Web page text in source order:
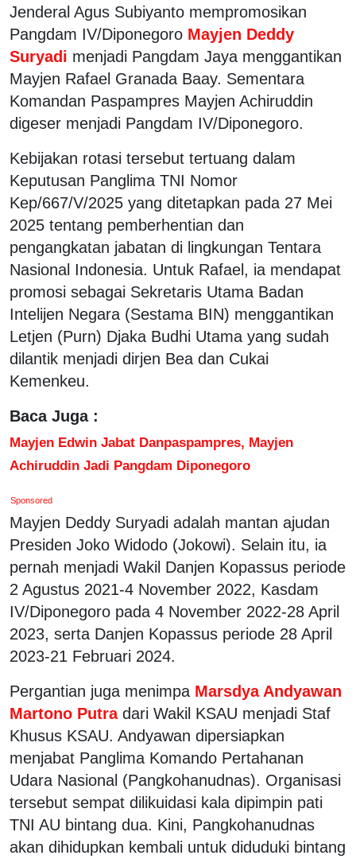
Jenderal Agus Subiyanto mempromosikan
Pangdam IV/Diponegoro Mayjen Deddy
Suryadi menjadi Pangdam Jaya menggantikan
Mayjen Rafael Granada Baay. Sementara
Komandan Paspampres Mayjen Achiruddin
digeser menjadi Pangdam IV/Diponegoro.
Kebijakan rotasi tersebut tertuang dalam
Keputusan Panglima TNI Nomor
Kep/667/V/2025 yang ditetapkan pada 27 Mei
2025 tentang pemberhentian dan
pengangkatan jabatan di lingkungan Tentara
Nasional Indonesia. Untuk Rafael, ia mendapat
promosi sebagai Sekretaris Utama Badan
Intelijen Negara (Sestama BIN) menggantikan
Letjen (Purn) Djaka Budhi Utama yang sudah
dilantik menjadi dirjen Bea dan Cukai
Kemenkeu.
Baca Juga :
Mayjen Edwin Jabat Danpaspampres, Mayjen
Achiruddin Jadi Pangdam Diponegoro
Sponsored
Mayjen Deddy Suryadi adalah mantan ajudan
Presiden Joko Widodo (Jokowi). Selain itu, ia
pernah menjadi Wakil Danjen Kopassus periode
2 Agustus 2021-4 November 2022, Kasdam
IV/Diponegoro pada 4 November 2022-28 April
2023, serta Danjen Kopassus periode 28 April
2023-21 Februari 2024.
Pergantian juga menimpa Marsdya Andyawan
Martono Putra dari Wakil KSAU menjadi Staf
Khusus KSAU. Andyawan dipersiapkan
menjabat Panglima Komando Pertahanan
Udara Nasional (Pangkohanudnas). Organisasi
tersebut sempat dilikuidasi kala dipimpin pati
TNI AU bintang dua. Kini, Pangkohanudnas
akan dihidupkan kembali untuk diduduki bintang